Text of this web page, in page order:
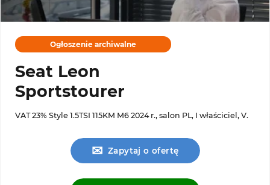
Ogłoszenie archiwalne
Seat Leon
Sportstourer
VAT 23% Style 1.5TSI 115KM M6 2024 r., salon PL, I właściciel, V.
✉ Zapytaj o ofertę